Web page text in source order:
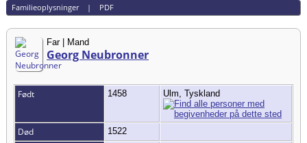
Familieoplysninger| PDF
Far | Mand
Georg Neubronner
Født 1458 Ulm, Tyskland
Død 1522